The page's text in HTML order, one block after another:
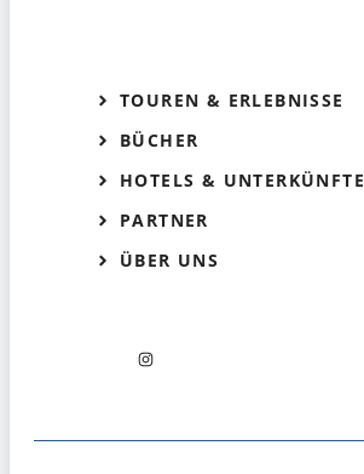
TOUREN & ERLEBNISSE
BÜCHER
HOTELS & UNTERKÜNFTE
PARTNER
ÜBER UNS